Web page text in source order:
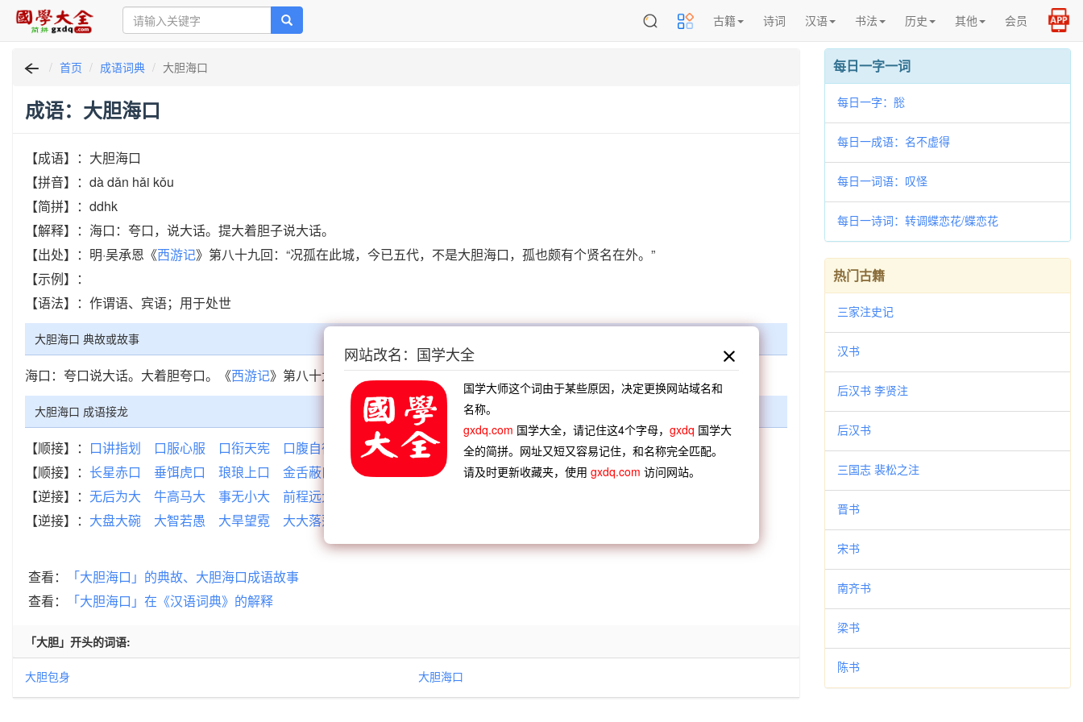
古籍 诗词 汉语 书法 历史 其他 会员
首页 成语词典 大胆海口
成语：大胆海口
【成语】：大胆海口
【拼音】：dà dǎn hǎi kǒu
【简拼】：ddhk
【解释】：海口：夸口，说大话。提大着胆子说大话。
【出处】：明·吴承恩《西游记》第八十九回：“况孤在此城，今已五代，不是大胆海口，孤也颇有个贤名在外。”
【示例】：
【语法】：作谓语、宾语；用于处世
大胆海口 典故或故事
海口：夸口说大话。大着胆夸口。《西游记》第八十九回：“况孤在此城，今已五代，不是大胆海口，孤也颇有个贤名在外。”
大胆海口 成语接龙
【顺接】： 口讲指划 口服心服 口衔天宪 口腹自役 口干舌燥 口轻舌薄 口头文学
口耳相承
【顺接】： 长星赤口 垂饵虎口 琅琅上口 金舌蔽口 风门水口 田骈天口 饿狼之口
声声口口
【逆接】： 无后为大 牛高马大 事无小大 前程远大
【逆接】： 大盘大碗 大智若愚 大旱望霓 大大落落
查看：
「大胆海口」的典故、大胆海口成语故事
查看：
「大胆海口」在《汉语词典》的解释
「大胆」开头的词语:
大胆包身 大胆海口
每日一字一词
每日一字：㥖
每日一成语：名不虚得
每日一词语：叹怪
每日一诗词：转调蝶恋花/蝶恋花
热门古籍
三家注史记
汉书
后汉书 李贤注
后汉书
三国志 裴松之注
晋书
宋书
南齐书
梁书
陈书
网站改名：国学大全
国学大师这个词由于某些原因，决定更换网站域名和
名称。
gxdq.com 国学大全，请记住这4个字母， gxdq 国学大
全的简拼。网址又短又容易记住，和名称完全匹配。
请及时更新收藏夹，使用 gxdq.com 访问网站。